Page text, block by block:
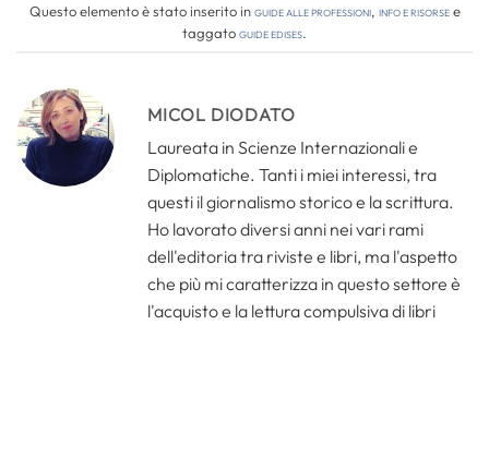
Questo elemento è stato inserito inGuide alle professioni, Info e risorsee
taggatoguide edises.
MICOL DIODATO
Laureata in Scienze Internazionali e
Diplomatiche. Tanti i miei interessi, tra
questi il giornalismo storico e la scrittura.
Ho lavorato diversi anni nei vari rami
dell'editoria tra riviste e libri, ma l'aspetto
che più mi caratterizza in questo settore è
l'acquisto e la lettura compulsiva di libri